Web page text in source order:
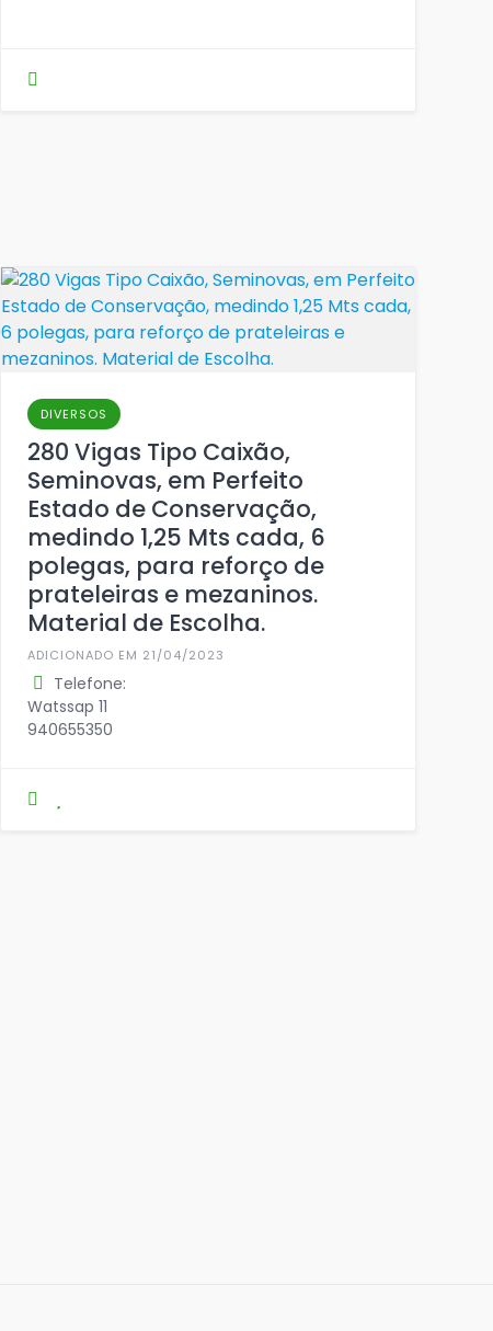
DIVERSOS
280 Vigas Tipo Caixão,
Seminovas, em Perfeito
Estado de Conservação,
medindo 1,25 Mts cada, 6
polegas, para reforço de
prateleiras e mezaninos.
Material de Escolha.
ADICIONADO EM 21/04/2023
Telefone:
Watssap 11
940655350